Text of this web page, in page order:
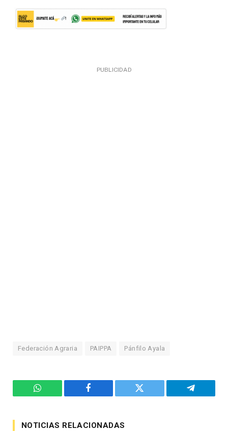
PUBLICIDAD
Federación Agraria PAIPPA Pánfilo Ayala
WhatsApp Facebook Twitter Telegram
NOTICIAS RELACIONADAS